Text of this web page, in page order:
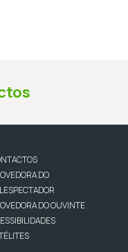
DO
DO OUVINTE